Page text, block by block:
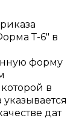
Т-6" в
форму
которой в
дат